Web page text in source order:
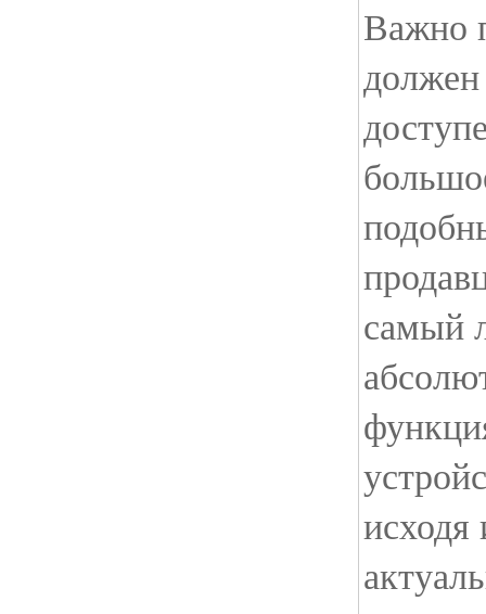
Важно
самый
исходя